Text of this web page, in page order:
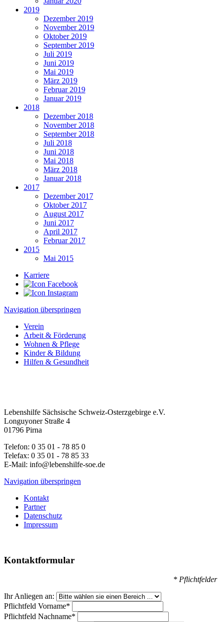
2019
Dezember 2019
November 2019
Oktober 2019
September 2019
Juli 2019
Juni 2019
Mai 2019
März 2019
Februar 2019
Januar 2019
2018
Dezember 2018
November 2018
September 2018
Juli 2018
Juni 2018
Mai 2018
März 2018
Januar 2018
2017
Dezember 2017
Oktober 2017
August 2017
Juni 2017
April 2017
Februar 2017
2015
Mai 2015
Karriere
Navigation überspringen
Verein
Arbeit & Förderung
Wohnen & Pflege
Kinder & Bildung
Hilfen & Gesundheit
Lebenshilfe Sächsische Schweiz-Osterzgebirge e.V.
Longuyoner Straße 4
01796 Pirna
Telefon: 0 35 01 - 78 85 0
Telefax: 0 35 01 - 78 85 33
E-Mail: info@lebenshilfe-soe.de
Navigation überspringen
Kontakt
Partner
Datenschutz
Impressum
Kontaktformular
* Pflichtfelder
Ihr Anliegen an:
Pflichtfeld Vorname*
Pflichtfeld Nachname*